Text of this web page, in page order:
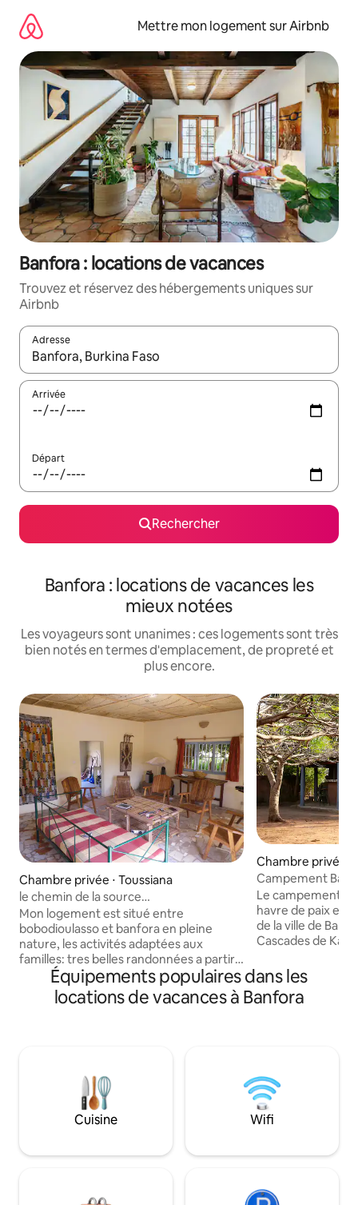
directement
contenu
Mettre mon logement sur Airbnb
Banfora : locations de vacances
Trouvez et réservez des hébergements uniques sur
Airbnb
Adresse
Lorsque les résultats s'affichent, utilisez les flèches vers le
Arrivée
Départ
Rechercher
Banfora : locations de vacances les
mieux notées
Les voyageurs sont unanimes : ces logements sont très
bien notés en termes d'emplacement, de propreté et
plus encore.
Chambre privée ⋅ Toussiana
le chemin de la source
,Toussiana,Burkina Faso
Mon logement est situé entre
bobodioulasso et banfora en pleine
nature, les activités adaptées aux
familles: tres belles randonnées a partir
de la maison, la vie nocturne:nombreux
maquis certains dansant, les transports
en commun: tres nombreuse navettes
jours ,a 300 m metres epiceries .Le tarif
Chambre privée ⋅
Campement
Le campement
havre de paix et
de la ville de
Cascades de Karfiguéla. Le
prêter à
pétanque, vélo), d'une aire de camping
et d'un parking
Équipements populaires dans les
locations de vacances à Banfora
Cuisine Wifi